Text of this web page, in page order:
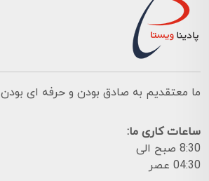
ما معتقدیم به صادق بودن و حرفه ای بودن
ساعات کاری ما:
8:30 صبح الی
04:30 عصر